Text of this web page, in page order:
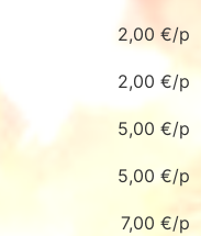
2,00 €
2,00 €
5,00 €
5,00 €
7,00 €